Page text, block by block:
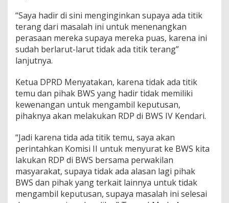
“Saya hadir di sini menginginkan supaya ada titik
terang dari masalah ini untuk menenangkan
perasaan mereka supaya mereka puas, karena ini
sudah berlarut-larut tidak ada titik terang”
lanjutnya.
Ketua DPRD Menyatakan, karena tidak ada titik
temu dan pihak BWS yang hadir tidak memiliki
kewenangan untuk mengambil keputusan,
pihaknya akan melakukan RDP di BWS IV Kendari.
“Jadi karena tida ada titik temu, saya akan
perintahkan Komisi II untuk menyurat ke BWS kita
lakukan RDP di BWS bersama perwakilan
masyarakat, supaya tidak ada alasan lagi pihak
BWS dan pihak yang terkait lainnya untuk tidak
mengambil keputusan, supaya masalah ini selesai